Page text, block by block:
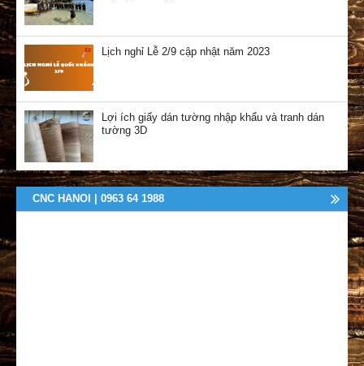
Lịch nghỉ Lễ 2/9 cập nhật năm 2023
Lợi ích giấy dán tường nhập khẩu và tranh dán
tường 3D
CNC HANOI | 0963 64 1988